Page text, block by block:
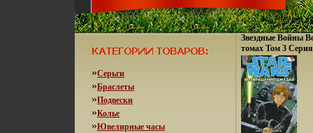
»Серьги
»Браслеты
»Подвески
»Колье
»Ювелирные часы
Звездные Войны
томах Том 3
инфо 2329p.